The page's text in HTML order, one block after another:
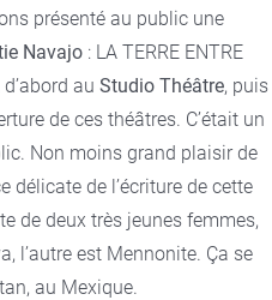
présenté au public une
Navajo: LA TERRE ENTRE
au Studio Théâtre, puis
de ces théâtres. C’était un
Non moins grand plaisir de
délicate de l’écriture de cette
de deux très jeunes femmes,
l’autre est Mennonite. Ça se
au Mexique.